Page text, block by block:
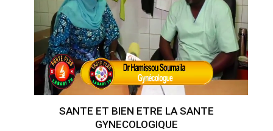
SANTE ET BIEN ETRE LA SANTE
GYNECOLOGIQUE